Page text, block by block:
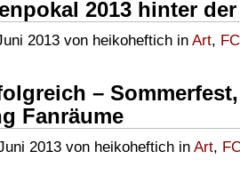
2013 hinter
2013 von heikoheftich in Art,
–
Fanräume
2013 von heikoheftich in Art,